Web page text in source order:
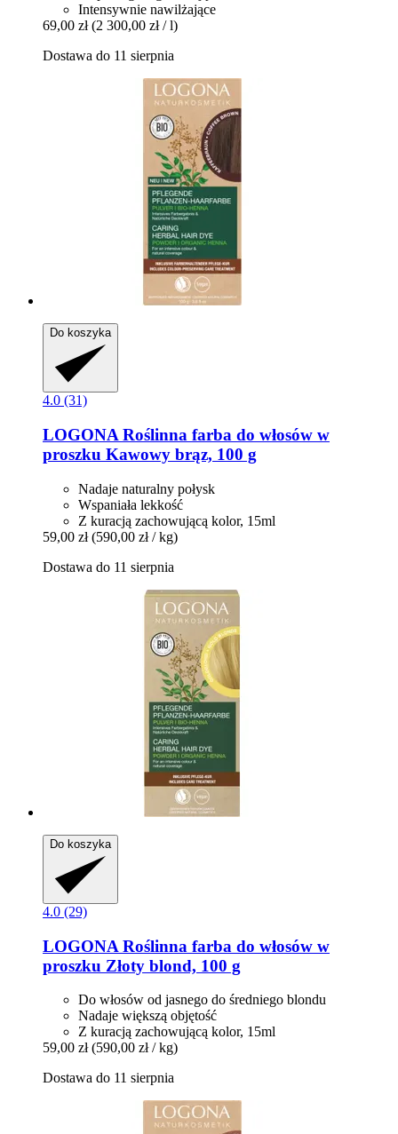
Intensywnie nawilżające
69,00 zł (2 300,00 zł / l)
Dostawa do 11 sierpnia
Do koszyka
4.0 (31)
LOGONA Roślinna farba do włosów w
proszku Kawowy brąz, 100 g
Nadaje naturalny połysk
Wspaniała lekkość
Z kuracją zachowującą kolor, 15ml
59,00 zł (590,00 zł / kg)
Dostawa do 11 sierpnia
Do koszyka
4.0 (29)
LOGONA Roślinna farba do włosów w
proszku Złoty blond, 100 g
Do włosów od jasnego do średniego blondu
Nadaje większą objętość
Z kuracją zachowującą kolor, 15ml
59,00 zł (590,00 zł / kg)
Dostawa do 11 sierpnia